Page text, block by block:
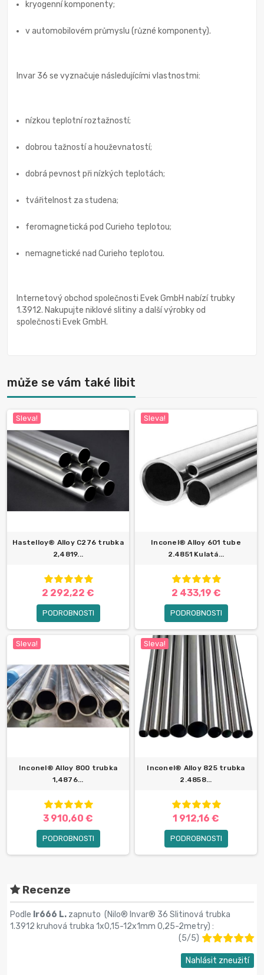
kryogenní komponenty;
v automobilovém průmyslu (různé komponenty).
Invar 36 se vyznačuje následujícími vlastnostmi:
nízkou teplotní roztažností;
dobrou tažností a houževnatostí;
dobrá pevnost při nízkých teplotách;
tvářitelnost za studena;
feromagnetická pod Curieho teplotou;
nemagnetické nad Curieho teplotou.
Internetový obchod společnosti Evek GmbH nabízí trubky
1.3912. Nakupujte niklové slitiny a další výrobky od
společnosti Evek GmbH.
může se vám také libit
Sleva!
Hastelloy® Alloy C276 trubka
2,4819...
2 292,22 €
PODROBNOSTI
Sleva!
Inconel® Alloy 601 tube
2.4851 Kulatá...
2 433,19 €
PODROBNOSTI
Sleva!
Inconel® Alloy 800 trubka
1,4876...
3 910,60 €
PODROBNOSTI
Sleva!
Inconel® Alloy 825 trubka
2.4858...
1 912,16 €
PODROBNOSTI
Recenze
Podle lr666 L. zapnuto (Nilo® Invar® 36 Slitinová trubka
1.3912 kruhová trubka 1x0,15-12х1mm 0,25-2metry) :
(5/5)
Nahlásit zneužití